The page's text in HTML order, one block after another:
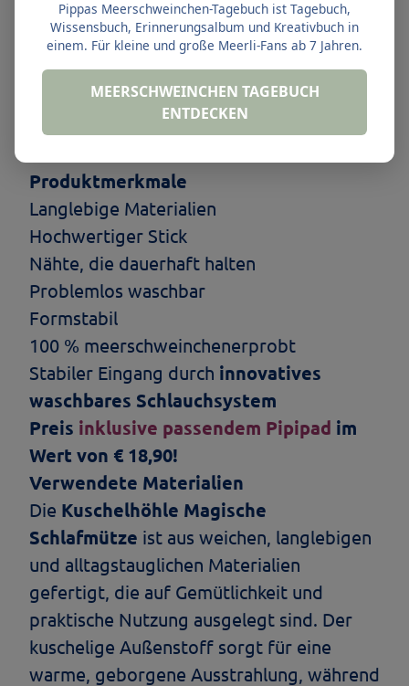
für das, was Meerschweinchen mögen.
Maße und Produktmerkmale
Höhe: ca.
Produktmerkmale
Langlebige Materialien
Hochwertiger Stick
Nähte, die dauerhaft halten
Problemlos waschbar
Formstabil
100 % meerschweinchenerprobt
Stabiler Eingang durch innovatives
waschbares Schlauchsystem
Preis inklusive passendem Pipipad im
Wert von € 18,90!
Verwendete Materialien
Die Kuschelhöhle Magische
Schlafmütze ist aus weichen, langlebigen
und alltagstauglichen Materialien
gefertigt, die auf Gemütlichkeit und
praktische Nutzung ausgelegt sind. Der
kuschelige Außenstoff sorgt für eine
warme, geborgene Ausstrahlung, während
Pippas Meerschweinchen-Tagebuch ist Tagebuch,
Wissensbuch, Erinnerungsalbum und Kreativbuch in
einem. Für kleine und große Meerli-Fans ab 7 Jahren.
MEERSCHWEINCHEN TAGEBUCH
ENTDECKEN